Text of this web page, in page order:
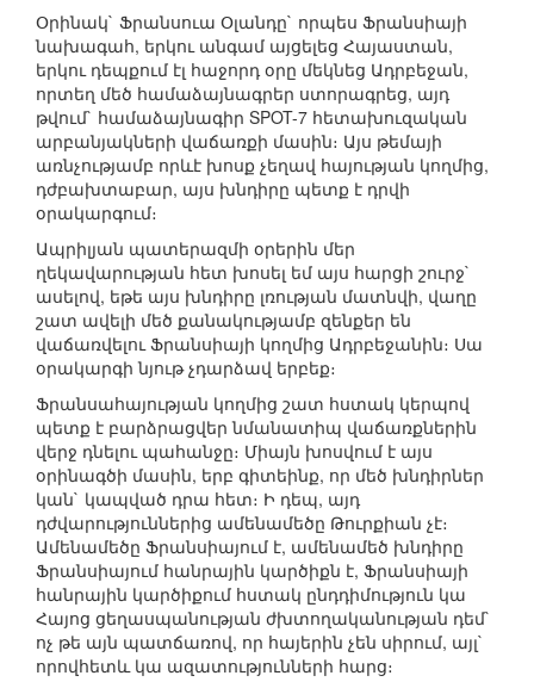
Օրինակ` Ֆրանսուա Օլանդը` որպես Ֆրանսիայի
նախագահ, երկու անգամ այցելեց Հայաստան,
երկու դեպքում էլ հաջորդ օրը մեկնեց Ադրբեջան,
որտեղ մեծ համաձայնագրեր ստորագրեց, այդ
թվում` համաձայնագիր SPOT-7 հետախուզական
արբանյակների վաճառքի մասին։ Այս թեմայի
առնչությամբ որևէ խոսք չեղավ հայության կողմից,
դժբախտաբար, այս խնդիրը պետք է դրվի
օրակարգում։
Ապրիլյան պատերազմի օրերին մեր
ղեկավարության հետ խոսել եմ այս հարցի շուրջ`
ասելով, եթե այս խնդիրը լռության մատնվի, վաղը
շատ ավելի մեծ քանակությամբ զենքեր են
վաճառվելու Ֆրանսիայի կողմից Ադրբեջանին։ Սա
օրակարգի նյութ չդարձավ երբեք։
Ֆրանսահայության կողմից շատ հստակ կերպով
պետք է բարձրացվեր նմանատիպ վաճառքներին
վերջ դնելու պահանջը։ Միայն խոսվում է այս
օրինագծի մասին, երբ գիտեինք, որ մեծ խնդիրներ
կան` կապված դրա հետ։ Ի դեպ, այդ
դժվարություններից ամենամեծը Թուրքիան չէ։
Ամենամեծը Ֆրանսիայում է, ամենամեծ խնդիրը
Ֆրանսիայում հանրային կարծիքն է, Ֆրանսիայի
հանրային կարծիքում հստակ ընդդիմություն կա
Հայոց ցեղասպանության ժխտողականության դեմ`
ոչ թե այն պատճառով, որ հայերին չեն սիրում, այլ`
որովհետև կա ազատությունների հարց։